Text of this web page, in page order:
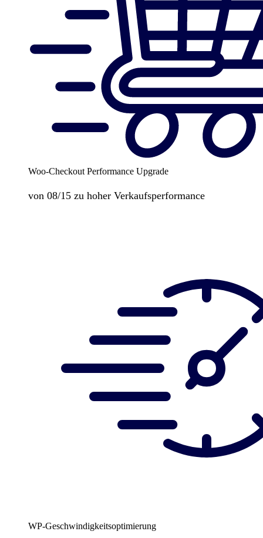
Woo-Checkout Performance Upgrade
von 08/15 zu hoher Verkaufsperformance
WP-Geschwindigkeitsoptimierung